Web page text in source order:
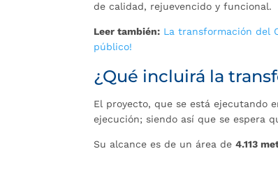
de calidad, rejuevencido y funcional.
Leer también: La transformación del
público!
¿Qué incluirá la
El proyecto, que se está ejecutando
ejecución; siendo así que se espera
Su alcance es de un área de4.113